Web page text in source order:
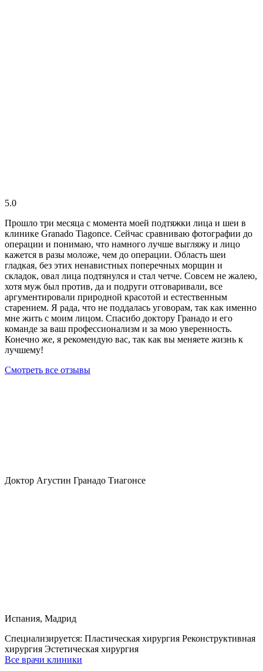
5.0
Прошло три месяца с момента моей подтяжки лица и шеи в
клинике Granado Tiagonce. Сейчас сравниваю фотографии до
операции и понимаю, что намного лучше выгляжу и лицо
кажется в разы моложе, чем до операции. Область шеи
гладкая, без этих ненавистных поперечных морщин и
складок, овал лица подтянулся и стал четче. Совсем не жалею,
хотя муж был против, да и подруги отговаривали, все
аргументировали природной красотой и естественным
старением. Я рада, что не поддалась уговорам, так как именно
мне жить с моим лицом. Спасибо доктору Гранадо и его
команде за ваш профессионализм и за мою уверенность.
Конечно же, я рекомендую вас, так как вы меняете жизнь к
лучшему!
Смотреть все отзывы
Доктор Агустин Гранадо Тиагонсе
Испания, Мадрид
Специализируется: Пластическая хирургия Реконструктивная
хирургия Эстетическая хирургия
Все врачи клиники